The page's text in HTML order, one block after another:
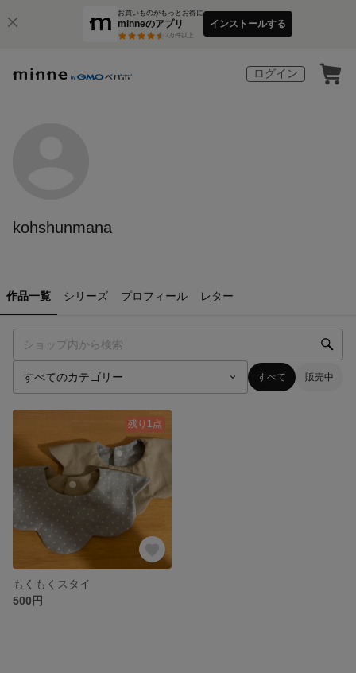
お買いものがもっとお得に
minneのアプリ
3万件以上
インストールする
ログイン
kohshunmana
作品一覧 シリーズ プロフィール レター
すべて 販売中
残り1点
もくもくスタイ
500円